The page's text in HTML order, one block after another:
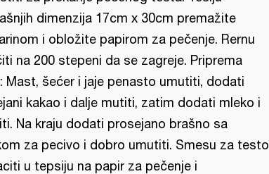
dimenzija 17cm x 30cm premažite
i obložite papirom za pečenje. Rernu
na 200 stepeni da se zagreje. Priprema
Mast, šećer i jaje penasto umutiti, dodati
kakao i dalje mutiti, zatim dodati mleko i
Na kraju dodati prosejano brašno sa
za pecivo i dobro umutiti. Smesu za testo
u tepsiju na papir za pečenje i